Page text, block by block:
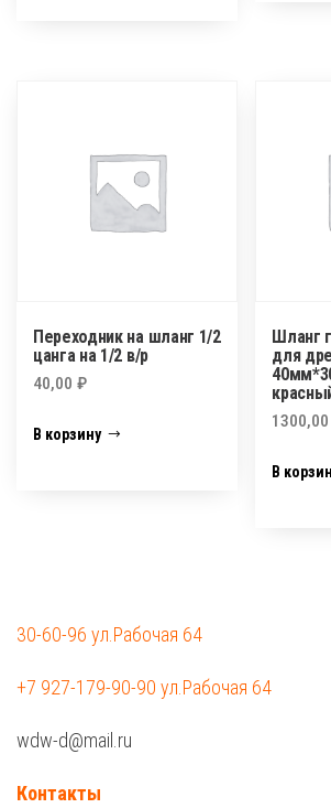
Переходник на шланг 1/2
цанга на 1/2 в/р
40,00 ₽
В корзину
Шланг
для
В
30-60-96 ул.Рабочая 64
+7 927-179-90-90 ул.Рабочая 64
wdw-d@mail.ru
Контакты